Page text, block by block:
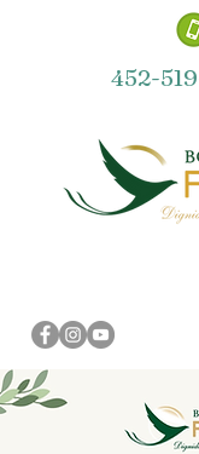
452-